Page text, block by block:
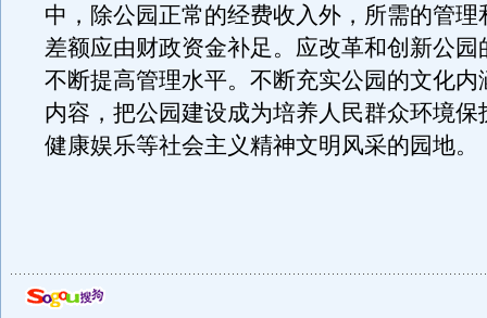
中，除公园正常的经费收入外，所需的管理
差额应由财政资金补足。应改革和创新公园
不断提高管理水平。不断充实公园的文化内
内容，把公园建设成为培养人民群众环境保
健康娱乐等社会主义精神文明风采的园地。